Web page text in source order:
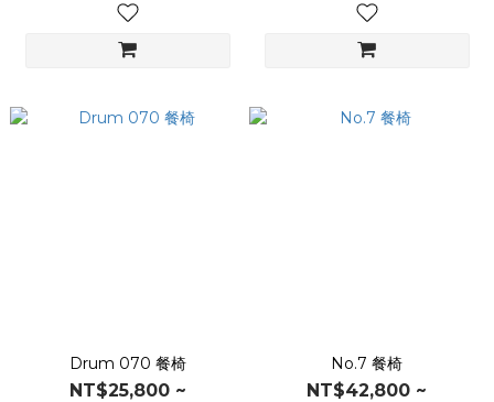
Drum 070 餐椅
NT$25,800 ~
No.7 餐椅
NT$42,800 ~